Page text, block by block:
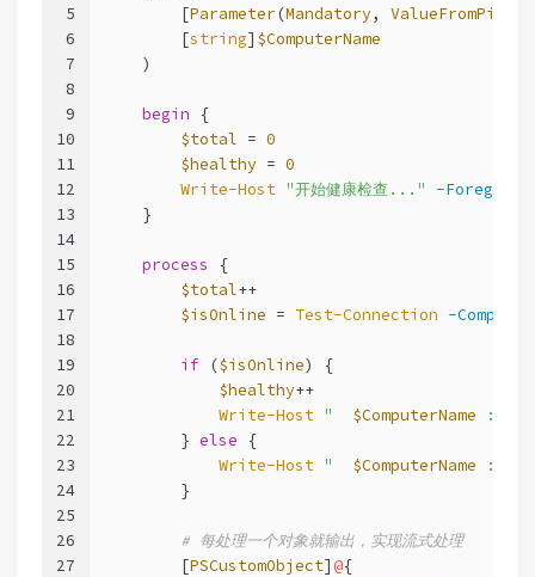
5
6
7
8
9
10
11
12
13
14
15
16
17
18
19
20
21
22
23
24
25
26
27
        [
Parameter (Mandatory,
        [
string] $ComputerName
    )
begin {
$total = 0
$healthy = 0
Write-Host "开始健康检查..."
-
    }
process {
$total++
$isOnline = Test-Connection -
if ($isOnline) {
$healthy++
Write-Host " $ComputerName : 在
        }
else {
Write-Host " $ComputerName : 离
        }
# 每处理一个对象就输出，实现流式处理
        [
PSCustomObject] @{